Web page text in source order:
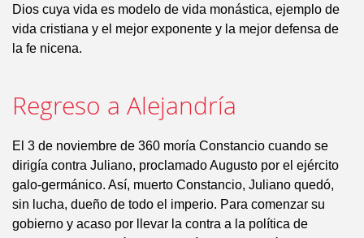
Dios cuya vida es modelo de vida monástica, ejemplo de
vida cristiana y el mejor exponente y la mejor defensa de
la fe nicena.
Regreso a Alejandría
El 3 de noviembre de 360 moría Constancio cuando se
dirigía contra Juliano, proclamado Augusto por el ejército
galo-germánico. Así, muerto Constancio, Juliano quedó,
sin lucha, dueño de todo el imperio. Para comenzar su
gobierno y acaso por llevar la contra a la política de